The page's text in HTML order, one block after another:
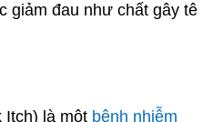
giảm đau như chất gây tê
Itch) là một bệnh nhiễm